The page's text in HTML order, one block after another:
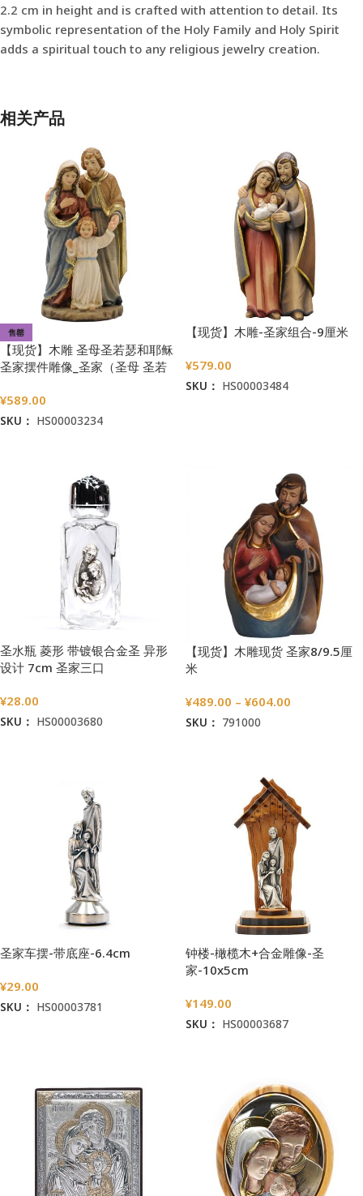
2.2 cm in height and is crafted with attention to detail. Its
symbolic representation of the Holy Family and Holy Spirit
adds a spiritual touch to any religious jewelry creation.
相关产品
售罄
【现货】木雕 圣母圣若瑟和耶稣
圣家摆件雕像_圣家（圣母 圣若
¥589.00
SKU： HS00003234
【现货】木雕-圣家组合-9厘米
¥579.00
SKU： HS00003484
圣水瓶 菱形 带镀银合金圣 异形
设计 7cm 圣家三口
¥28.00
SKU： HS00003680
【现货】木雕现货 圣家8/9.5厘
米
¥489.00 – ¥604.00
SKU： 791000
圣家车摆-带底座-6.4cm
¥29.00
SKU： HS00003781
钟楼-橄榄木+合金雕像-圣
家-10x5cm
¥149.00
SKU： HS00003687